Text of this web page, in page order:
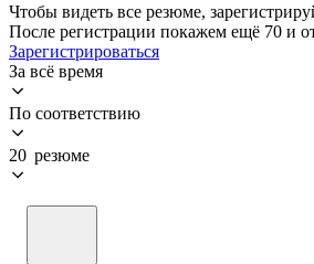
Чтобы видеть все резюме,
После регистрации покажем ещё 70 и
Зарегистрироваться
За всё время
По соответствию
20 резюме